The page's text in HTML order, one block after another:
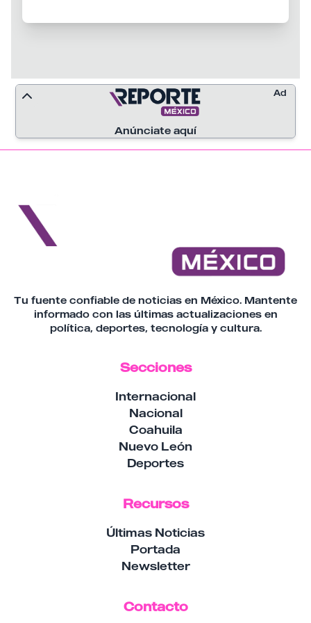
Anúnciate aquí
Ad
Tu fuente confiable de noticias en México. Mantente
informado con las últimas actualizaciones en
política, deportes, tecnología y cultura.
Secciones
Internacional
Nacional
Coahuila
Nuevo León
Deportes
Recursos
Últimas Noticias
Portada
Newsletter
Contacto